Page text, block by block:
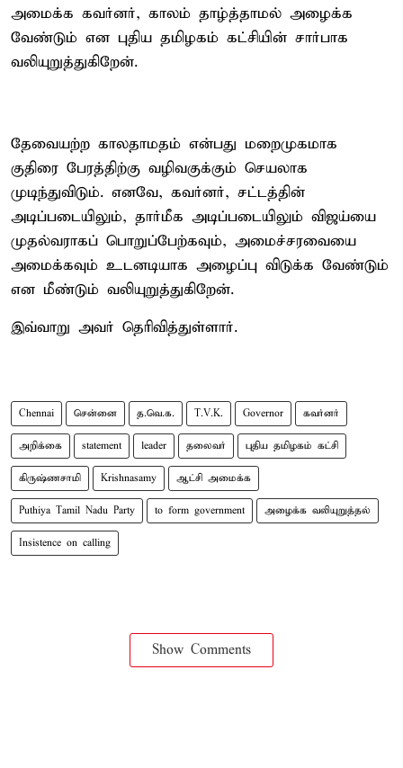
அமைக்க கவர்னர், காலம் தாழ்த்தாமல் அழைக்க
வேண்டும் என புதிய தமிழகம் கட்சியின் சார்பாக
வலியுறுத்துகிறேன்.
தேவையற்ற காலதாமதம் என்பது மறைமுகமாக
குதிரை பேரத்திற்கு வழிவகுக்கும் செயலாக
முடிந்துவிடும். எனவே, கவர்னர், சட்டத்தின்
அடிப்படையிலும், தார்மீக அடிப்படையிலும் விஜய்யை
முதல்வராகப் பொறுப்பேற்கவும், அமைச்சரவையை
அமைக்கவும் உடனடியாக அழைப்பு விடுக்க வேண்டும்
என மீண்டும் வலியுறுத்துகிறேன்.
இவ்வாறு அவர் தெரிவித்துள்ளார்.
Chennai சென்னை த.வெ.க. T.V.K. Governor கவர்னர்
அறிக்கை statement leader தலைவர் புதிய தமிழகம் கட்சி
கிருஷ்ணசாமி Krishnasamy ஆட்சி அமைக்க
Puthiya Tamil Nadu Party to form government அழைக்க வலியுறுத்தல்
Insistence on calling
Show Comments